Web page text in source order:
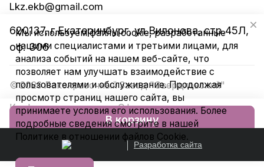
В корзину
Lkz.ekb@gmail.com
620137, г.Екатеринбург, ул.Вилонова, стр.45Л,
оф. 306
© 2026 Лакокрасочный Завод "Свердловский"
Конфиденциальность
Оферта
Разработка сайта
Мы используем файлы cookie, разработанные
нашими специалистами и третьими лицами, для
анализа событий на нашем веб-сайте, что
позволяет нам улучшать взаимодействие с
пользователями и обслуживание. Продолжая
просмотр страниц нашего сайта, вы
принимаете условия его использования. Более
подробные сведения смотрите в нашей
Политике в отношении файлов Cookie.